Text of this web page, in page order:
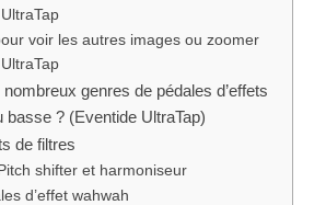
voir les autres images ou zoomer
genres de pédales d’effets
basse ? (Eventide UltraTap)
de filtres
shifter et harmoniseur
d’effet wahwah